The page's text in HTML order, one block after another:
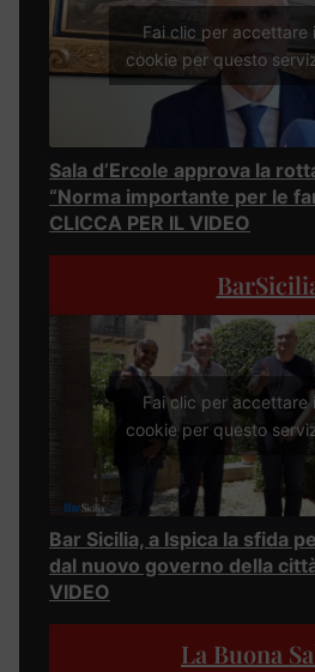
Fai clic per accettare i
cookie per questo
Sala d’Ercole approva la
“Norma importante per le
CLICCA PER IL VIDEO
Fai clic per accettare i
cookie per questo
Bar Sicilia, a Ispica la sfida
dal nuovo governo della
VIDEO
La Buona